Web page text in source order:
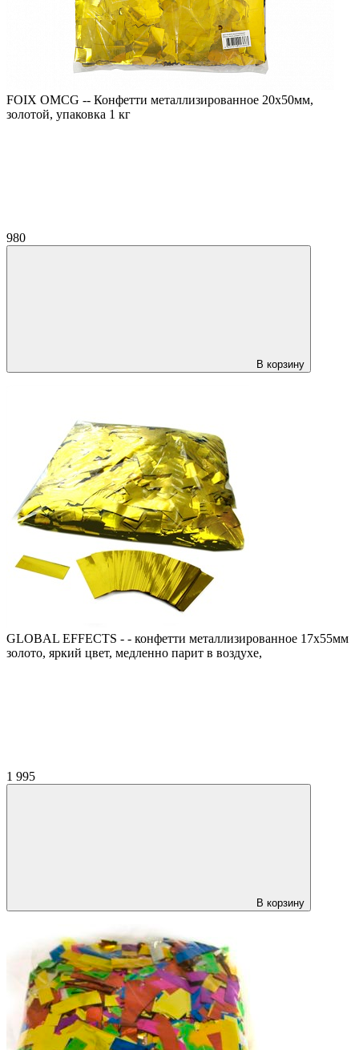
FOIX OMCG -- Конфетти металлизированное 20х50мм,
золотой, упаковка 1 кг
980
В корзину
GLOBAL EFFECTS - - конфетти металлизированное 17х55мм
золото, яркий цвет, медленно парит в воздухе,
1 995
В корзину